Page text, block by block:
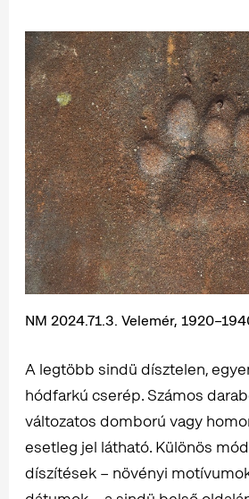
NM 2024.71.3. Velemér,
A legtöbb sindü dísztelen,
hódfarkú cserép. Számos
változatos domború vagy
esetleg jel látható. Különös
díszítések – növényi